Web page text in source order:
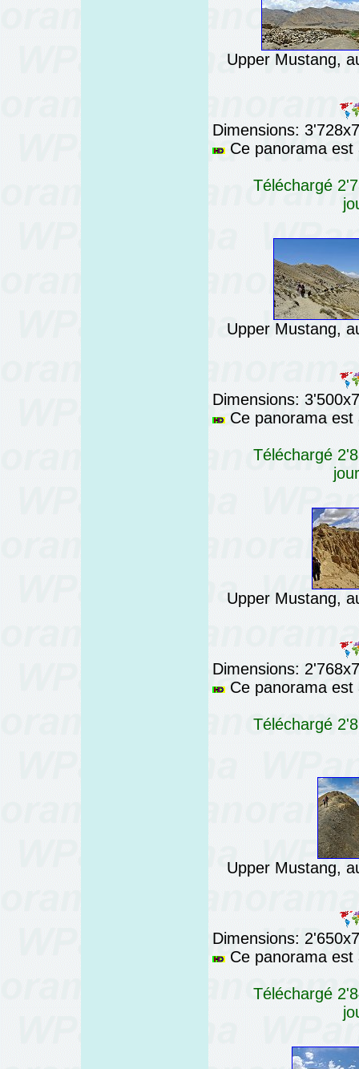
Upper Mustang,
Dimensions:
Ce panorama est
Téléchargé
Upper Mustang,
Dimensions:
Ce panorama est
Téléchargé
Upper Mustang,
Dimensions:
Ce panorama est
Téléchargé
Upper Mustang,
Dimensions:
Ce panorama est
Téléchargé